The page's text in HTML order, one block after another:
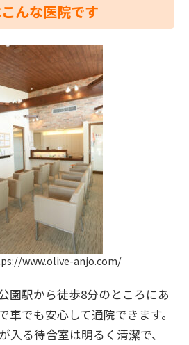
んな医院です
www.olive-anjo.com/
園駅から徒歩8分のところにあ
車でも安心して通院できます。
入る待合室は明るく清潔で、